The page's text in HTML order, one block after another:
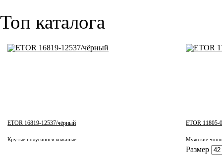
Топ каталога
ETOR 16819-12537/чёрный
Крутые полусапоги кожаные.
ETOR 11805-
Мужские
Размер